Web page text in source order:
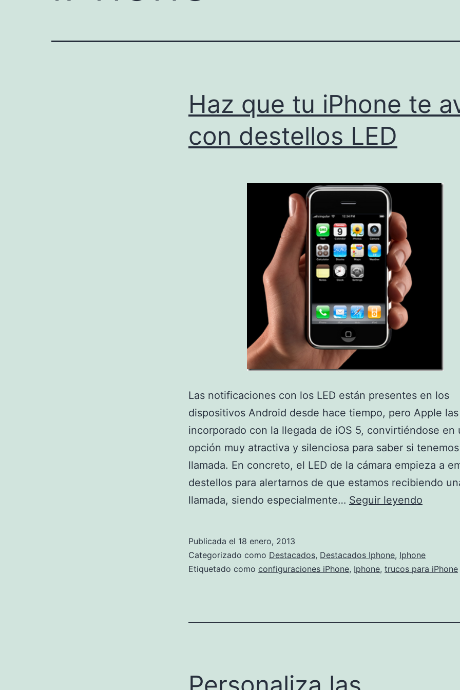
Haz que tu iPhone te
con destellos LED
Las notificaciones con los LED están presentes en los
dispositivos Android desde hace tiempo, pero Apple
incorporado con la llegada de iOS 5, convirtiéndose en
opción muy atractiva y silenciosa para saber si
llamada. En concreto, el LED de la cámara empieza a
destellos para alertarnos de que estamos recibiendo
llamada, siendo especialmente… Seguir leyendo
iPhone
te
Publicada el 18 enero, 2013
Categorizado como Destacados, Destacados Iphone, Iphone
Etiquetado como configuraciones iPhone, Iphone, trucos para iPhone